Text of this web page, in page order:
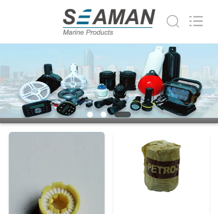
PRODUCTEN
VIDEOS
FABRIEKSREIS